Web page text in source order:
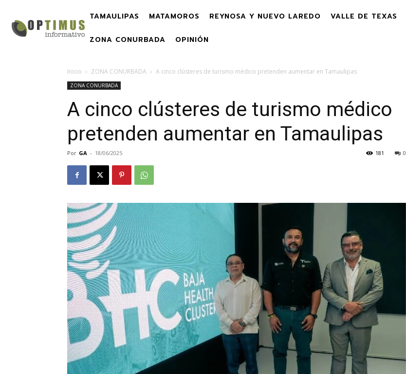
TAMAULIPAS MATAMOROS REYNOSA Y NUEVO LAREDO VALLE DE TEXAS
ZONA CONURBADA OPINIÓN
Inicio ZONA CONURBADA A cinco clústeres de turismo médico pretenden aumentar en Tamaulipas
ZONA CONURBADA
A cinco clústeres de turismo médico
pretenden aumentar en Tamaulipas
Por GA - 18/06/2025 0
181